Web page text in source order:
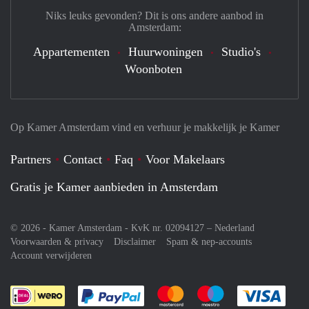
Op Kamer Amsterdam vind en verhuur je makkelijk je Kamer
Partners Contact Faq
Voor Makelaars
Gratis je Kamer aanbieden in Amsterdam
© 2026 - Kamer Amsterdam - KvK nr. 02094127 – Nederland
Voorwaarden & privacy
Disclaimer
Spam & nep-accounts
Account verwijderen
Je rekent gemakkelijk af met Paypal
Je rekent gemakkelijk af met
Je rekent
Niks leuks gevonden? Dit is ons andere aanbod in
Amsterdam:
Appartementen Huurwoningen
Studio's
Woonboten